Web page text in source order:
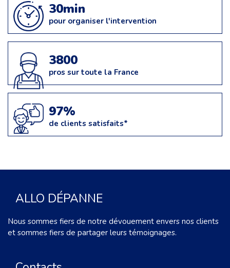
30min
pour organiser l'intervention
3800
pros sur toute la France
97%
de clients satisfaits*
ALLO DÉPANNE
Nous sommes fiers de notre dévouement envers nos clients
et sommes fiers de partager leurs témoignages.